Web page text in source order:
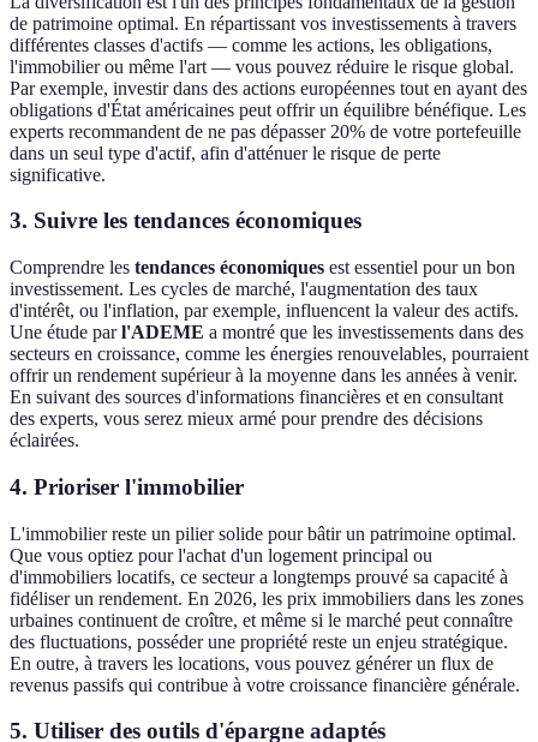
de patrimoine optimal. En répartissant vos investissements à travers
différentes classes d'actifs — comme les actions, les obligations,
l'immobilier ou même l'art — vous pouvez réduire le risque global.
Par exemple, investir dans des actions européennes tout en ayant des
obligations d'État américaines peut offrir un équilibre bénéfique. Les
experts recommandent de ne pas dépasser 20% de votre portefeuille
dans un seul type d'actif, afin d'atténuer le risque de perte
significative.
3. Suivre les tendances économiques
Comprendre les tendances économiques est essentiel pour un bon
investissement. Les cycles de marché, l'augmentation des taux
d'intérêt, ou l'inflation, par exemple, influencent la valeur des actifs.
Une étude parl'ADEME a montré que les investissements dans des
secteurs en croissance, comme les énergies renouvelables, pourraient
offrir un rendement supérieur à la moyenne dans les années à venir.
En suivant des sources d'informations financières et en consultant
des experts, vous serez mieux armé pour prendre des décisions
éclairées.
4. Prioriser l'immobilier
L'immobilier reste un pilier solide pour bâtir un patrimoine optimal.
Que vous optiez pour l'achat d'un logement principal ou
d'immobiliers locatifs, ce secteur a longtemps prouvé sa capacité à
fidéliser un rendement. En 2026, les prix immobiliers dans les zones
urbaines continuent de croître, et même si le marché peut connaître
des fluctuations, posséder une propriété reste un enjeu stratégique.
En outre, à travers les locations, vous pouvez générer un flux de
revenus passifs qui contribue à votre croissance financière générale.
5. Utiliser des outils d'épargne adaptés